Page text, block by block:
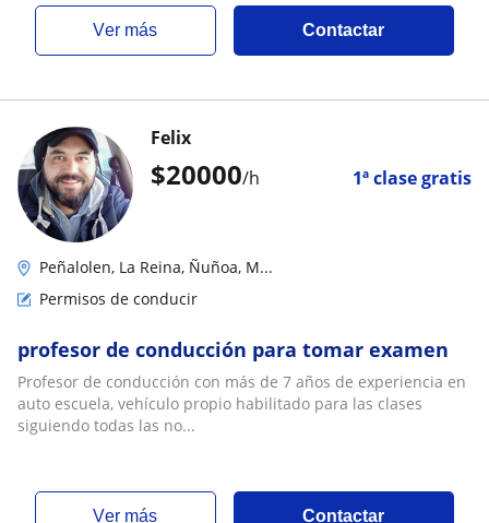
ver más Contactar
$20000/h 1ª clase gratis
Felix
Peñalolen, La Reina, Ñuñoa, M...
Permisos de conducir
profesor de conducción para tomar examen
Profesor de conducción con más de 7 años de experiencia en
auto escuela, vehículo propio habilitado para las clases
siguiendo todas las no...
ver más Contactar